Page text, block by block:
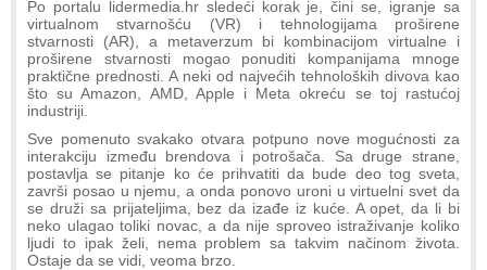
Po portalu lidermedia.hr sledeći korak je, čini se, igranje sa
virtualnom stvarnošću (VR) i tehnologijama proširene
stvarnosti (AR), a metaverzum bi kombinacijom virtualne i
proširene stvarnosti mogao ponuditi kompanijama mnoge
praktične prednosti. A neki od najvećih tehnoloških divova kao
što su Amazon, AMD, Apple i Meta okreću se toj rastućoj
industriji.
Sve pomenuto svakako otvara potpuno nove mogućnosti za
interakciju između brendova i potrošača. Sa druge strane,
postavlja se pitanje ko će prihvatiti da bude deo tog sveta,
završi posao u njemu, a onda ponovo uroni u virtuelni svet da
se druži sa prijateljima, bez da izađe iz kuće. A opet, da li bi
neko ulagao toliki novac, a da nije sproveo istraživanje koliko
ljudi to ipak želi, nema problem sa takvim načinom života.
Ostaje da se vidi, veoma brzo.